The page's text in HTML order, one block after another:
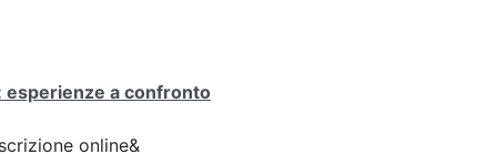
esperienze a confronto
online&